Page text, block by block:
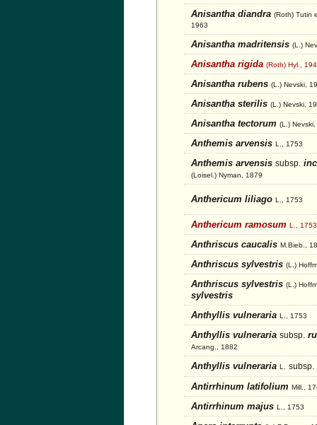
Anisantha diandra (Roth) Tutin
1963
Anisantha madritensis (L.)
Anisantha rigida (Roth) Hyl.,
Anisantha rubens (L.) Nevski,
Anisantha sterilis (L.) Nevski,
Anisantha tectorum (L.)
Anthemis arvensis L., 1753
Anthemis arvensis subsp.
(Loisel.) Nyman, 1879
Anthericum liliago L., 1753
Anthericum ramosum L., 1753
Anthriscus caucalis M.Bieb.,
Anthriscus sylvestris (L.)
Anthriscus sylvestris (L.)
sylvestris
Anthyllis vulneraria L., 1753
Anthyllis vulneraria subsp.
Arcang., 1882
Anthyllis vulneraria L. subsp.
Antirrhinum latifolium Mill.,
Antirrhinum majus L., 1753